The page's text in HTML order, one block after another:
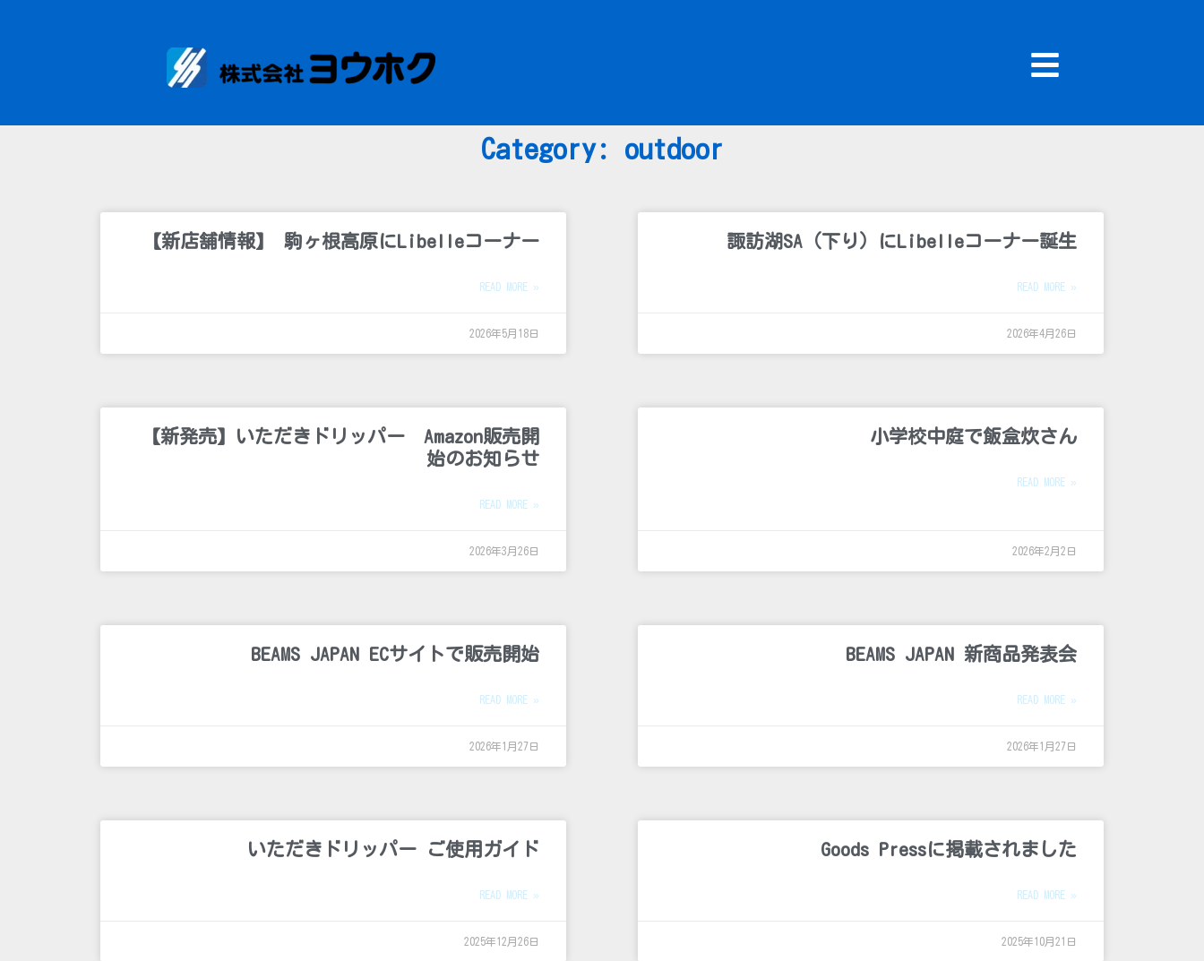
Category: outdoor
【新店舗情報】 駒ヶ根高原にLibelleコーナー
READ MORE »
2026年5月18日
諏訪湖SA（下り）にLibelleコーナー誕生
READ MORE »
2026年4月26日
【新発売】いただきドリッパー Amazon販売開
始のお知らせ
READ MORE »
2026年3月26日
小学校中庭で飯盒炊さん
READ MORE »
2026年2月2日
BEAMS JAPAN ECサイトで販売開始
READ MORE »
2026年1月27日
BEAMS JAPAN 新商品発表会
READ MORE »
2026年1月27日
いただきドリッパー ご使用ガイド
READ MORE »
2025年12月26日
Goods Pressに掲載されました
READ MORE »
2025年10月21日